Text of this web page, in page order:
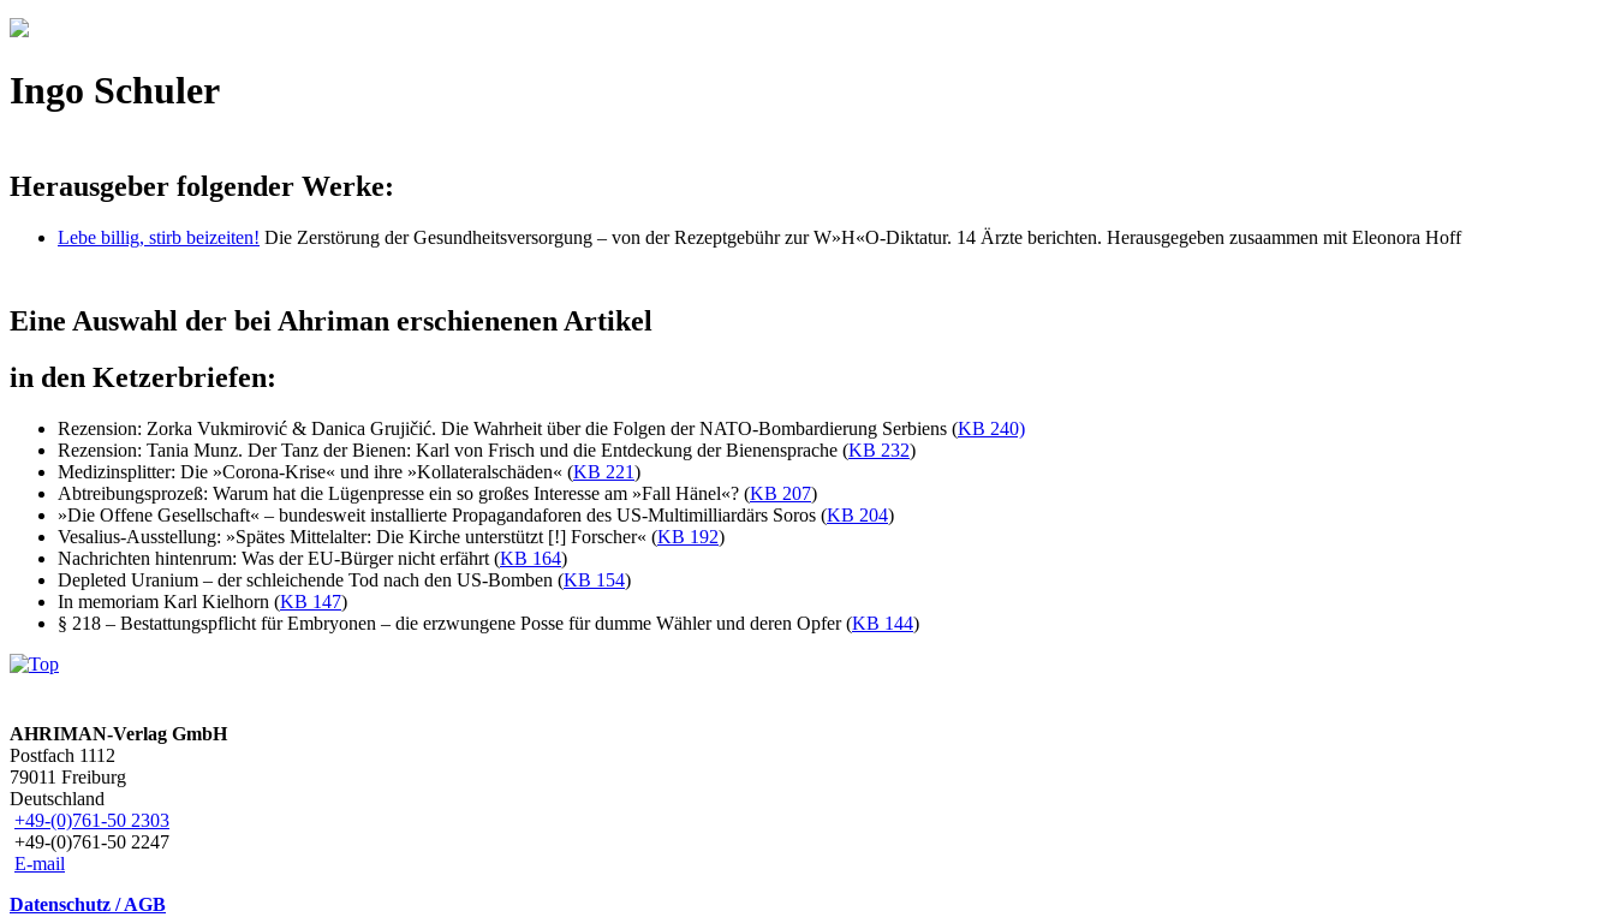
Ingo Schuler
Herausgeber folgender Werke:
Lebe billig, stirb beizeiten! Die Zerstörung der Gesundheitsversorgung – von der Rezeptgebühr zur W»H«O-Diktatur. 14 Ärzte berichten. Herausgegeben zusaammen mit Eleonora Hoff
Eine Auswahl der bei Ahriman erschienenen Artikel
in den Ketzerbriefen:
Rezension: Zorka Vukmirović & Danica Grujičić. Die Wahrheit über die Folgen der NATO-Bombardierung Serbiens (KB 240)
Rezension: Tania Munz. Der Tanz der Bienen: Karl von Frisch und die Entdeckung der Bienensprache (KB 232)
Medizinsplitter: Die »Corona-Krise« und ihre »Kollateralschäden« (KB 221)
Abtreibungsprozeß: Warum hat die Lügenpresse ein so großes Interesse am »Fall Hänel«? (KB 207)
»Die Offene Gesellschaft« – bundesweit installierte Propagandaforen des US-Multimilliardärs Soros (KB 204)
Vesalius-Ausstellung: »Spätes Mittelalter: Die Kirche unterstützt [!] Forscher« (KB 192)
Nachrichten hintenrum: Was der EU-Bürger nicht erfährt (KB 164)
Depleted Uranium – der schleichende Tod nach den US-Bomben (KB 154)
In memoriam Karl Kielhorn (KB 147)
§ 218 – Bestattungspflicht für Embryonen – die erzwungene Posse für dumme Wähler und deren Opfer (KB 144)
AHRIMAN-Verlag GmbH
Postfach 1112
79011 Freiburg
Deutschland
+49-(0)761-50 2303
+49-(0)761-50 2247
E-mail
Datenschutz / AGB